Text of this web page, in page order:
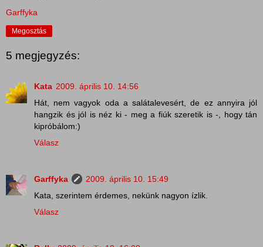
Garffyka
Megosztás
5 megjegyzés:
Kata 2009. április 10. 14:56
Hát, nem vagyok oda a salátalevesért, de ez annyira jól
hangzik és jól is néz ki - meg a fiúk szeretik is -, hogy tán
kipróbálom:)
Válasz
Garffyka
2009. április 10. 15:49
Kata, szerintem érdemes, nekünk nagyon ízlik.
Válasz